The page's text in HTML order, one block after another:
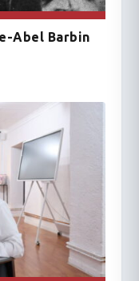
Abel Barbin